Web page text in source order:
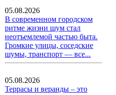
05.08.2026
В современном городском
ритме жизни шум стал
неотъемлемой частью быта.
Громкие улицы, соседские
шумы, транспорт — все...
05.08.2026
Террасы и веранды – это